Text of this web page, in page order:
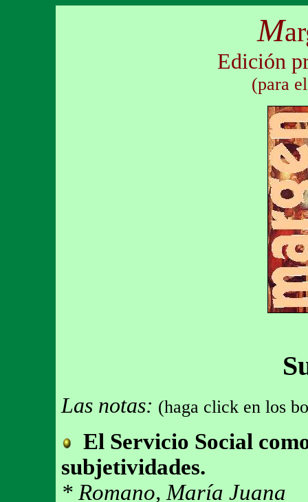
M
Edición
(para
Las notas: (haga click en los
El Servicio Social
subjetividades.
* Romano, María Juana